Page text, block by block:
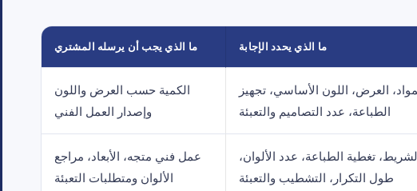
ما الذي يحدد الإجابة ما الذي يجب أن يرسله المشتري
العرض، اللون الأساسي، تجهيز
الطباعة، عدد التصاميم والتعبئة
الكمية حسب العرض واللون
وإصدار العمل الفني
تغطية الطباعة، عدد الألوان،
طول التكرار، التشطيب والتعبئة
عمل فني متجه، الأبعاد، مراجع
الألوان ومتطلبات التعبئة